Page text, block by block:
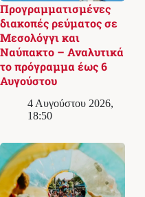
Προγραμματισμένες
διακοπές ρεύματος σε
Μεσολόγγι και
Ναύπακτο – Αναλυτικά
το πρόγραμμα έως 6
Αυγούστου
4 Αυγούστου 2026,
18:50